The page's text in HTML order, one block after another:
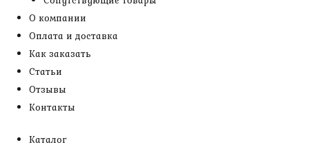
О компании
Оплата и доставка
Как заказать
Статьи
Отзывы
Контакты
Каталог